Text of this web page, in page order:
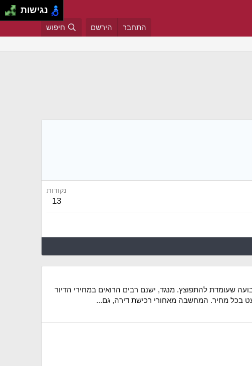
התחבר הירשם חיפוש
נקודות
13
שעומדת להתפוצץ. מנגד, ישנם רבים הרואים במחירי הדיור
בכל מחיר. המחשבה מאחורי רכישת דירה, גם...
נגישות